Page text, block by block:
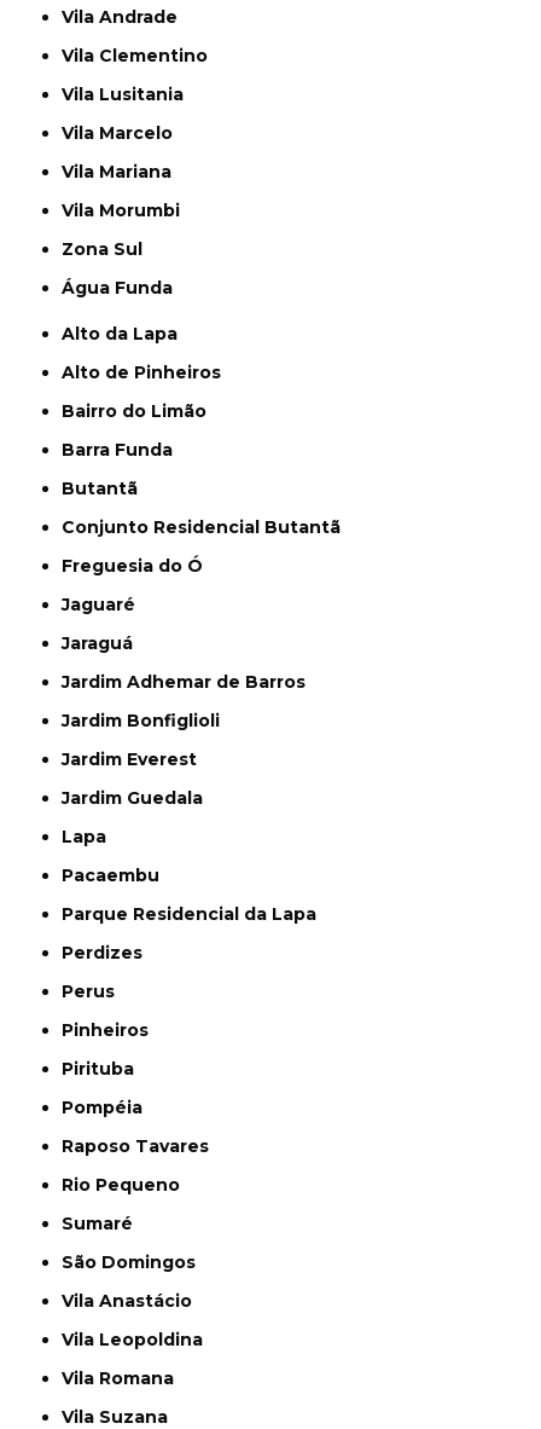
Vila Andrade
Vila Clementino
Vila Lusitania
Vila Marcelo
Vila Mariana
Vila Morumbi
Zona Sul
Água Funda
Alto da Lapa
Alto de Pinheiros
Bairro do Limão
Barra Funda
Butantã
Conjunto Residencial Butantã
Freguesia do Ó
Jaguaré
Jaraguá
Jardim Adhemar de Barros
Jardim Bonfiglioli
Jardim Everest
Jardim Guedala
Lapa
Pacaembu
Parque Residencial da Lapa
Perdizes
Perus
Pinheiros
Pirituba
Pompéia
Raposo Tavares
Rio Pequeno
Sumaré
São Domingos
Vila Anastácio
Vila Leopoldina
Vila Romana
Vila Suzana